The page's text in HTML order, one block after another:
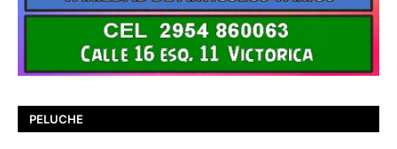
PELUCHE